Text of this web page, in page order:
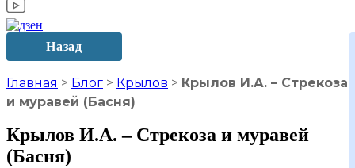
Назад
Главная > Блог > Крылов > Крылов И.А. – Стрекоза
и муравей (Басня)
Крылов И.А. – Стрекоза и муравей
(Басня)